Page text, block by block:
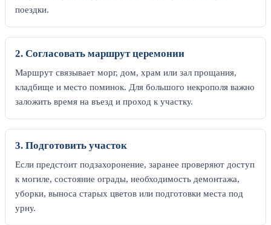
поездки.
2. Согласовать маршрут церемонии
Маршрут связывает морг, дом, храм или зал прощания,
кладбище и место поминок. Для большого некрополя важно
заложить время на въезд и проход к участку.
3. Подготовить участок
Если предстоит подзахоронение, заранее проверяют доступ
к могиле, состояние ограды, необходимость демонтажа,
уборки, выноса старых цветов или подготовки места под
урну.